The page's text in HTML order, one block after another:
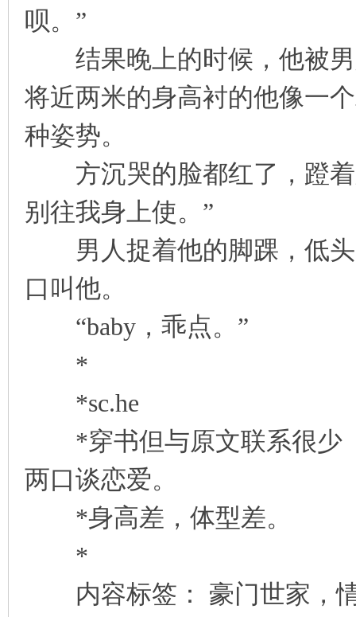
呗。”
结果晚上的时候，他被男
将近两米的身高衬的他像一
种姿势。
方沉哭的脸都红了，蹬着
别往我身上使。”
男人捉着他的脚踝，低头
口叫他。
“baby，乖点。”
*
*sc.he
*穿书但与原文联系很少
两口谈恋爱。
*身高差，体型差。
*
内容标签： 豪门世家，情